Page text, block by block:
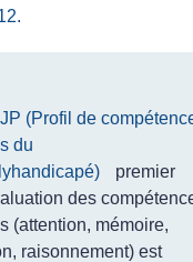
(Profil de
du
premier
des
(attention, mémoire,
raisonnement) est